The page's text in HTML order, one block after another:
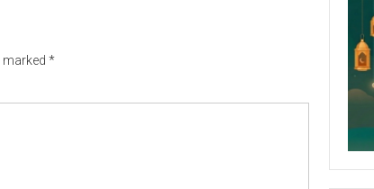
marked *